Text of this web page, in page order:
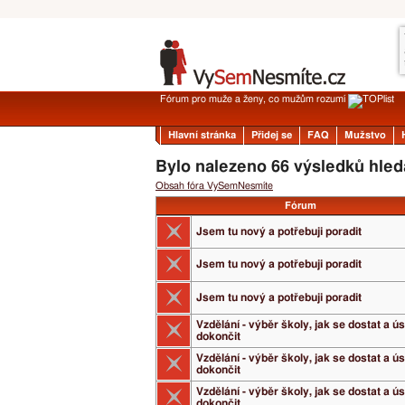
Fórum pro muže a ženy, co mužům rozumí
Hlavní stránka Přidej se FAQ Mužstvo
Bylo nalezeno 66 výsledků
Obsah fóra VySemNesmíte
Fórum
Jsem tu nový a potřebuji poradit
Jsem tu nový a potřebuji poradit
Jsem tu nový a potřebuji poradit
Vzdělání - výběr školy, jak se dostat a
dokončit
Vzdělání - výběr školy, jak se dostat a
dokončit
Vzdělání - výběr školy, jak se dostat a